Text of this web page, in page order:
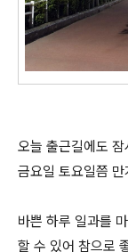
오늘 출근길에도 잠
금요일 토요일쯤
바쁜 하루 일과를
할 수 있어 참으로